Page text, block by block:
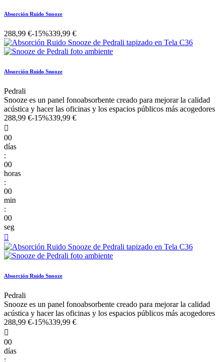
Absorción Ruido Snooze
288,99 €-15%339,99 €
Absorción Ruido Snooze
Pedrali
Snooze es un panel fonoabsorbente creado para mejorar la calidad
acústica y hacer las oficinas y los espacios públicos más acogedores
288,99 €-15%339,99 €

00
días
:
00
horas
:
00
min
:
00
seg

Absorción Ruido Snooze
Pedrali
Snooze es un panel fonoabsorbente creado para mejorar la calidad
acústica y hacer las oficinas y los espacios públicos más acogedores
288,99 €-15%339,99 €

00
días
: